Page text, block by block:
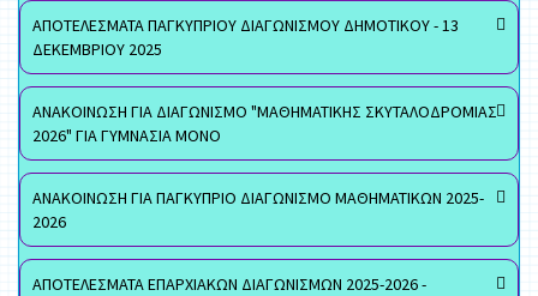
ΑΠΟΤΕΛΕΣΜΑΤΑ ΠΑΓΚΥΠΡΙΟΥ ΔΙΑΓΩΝΙΣΜΟΥ ΔΗΜΟΤΙΚΟΥ - 13
ΔΕΚΕΜΒΡΙΟΥ 2025
ΑΝΑΚΟΙΝΩΣΗ ΓΙΑ ΔΙΑΓΩΝΙΣΜΟ "ΜΑΘΗΜΑΤΙΚΗΣ ΣΚΥΤΑΛΟΔΡΟΜΙΑΣ
2026" ΓΙΑ ΓΥΜΝΑΣΙΑ ΜΟΝΟ
ΑΝΑΚΟΙΝΩΣΗ ΓΙΑ ΠΑΓΚΥΠΡΙΟ ΔΙΑΓΩΝΙΣΜΟ ΜΑΘΗΜΑΤΙΚΩΝ 2025-
2026
ΑΠΟΤΕΛΕΣΜΑΤΑ ΕΠΑΡΧΙΑΚΩΝ ΔΙΑΓΩΝΙΣΜΩΝ 2025-2026 -